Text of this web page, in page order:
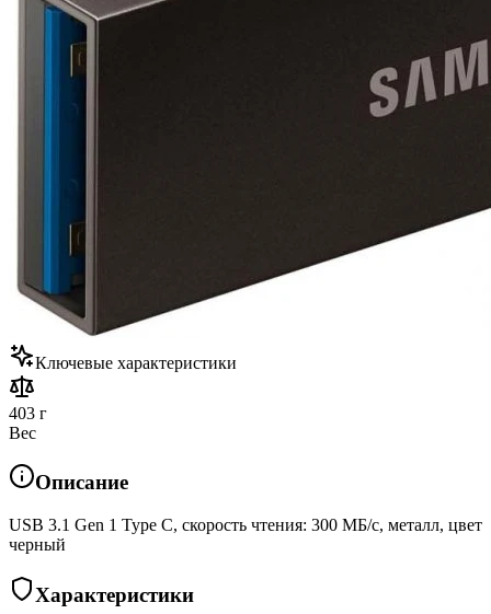
Ключевые характеристики
403 г
Вес
Описание
USB 3.1 Gen 1 Type C, скорость чтения: 300 МБ/с, металл, цвет
черный
Характеристики